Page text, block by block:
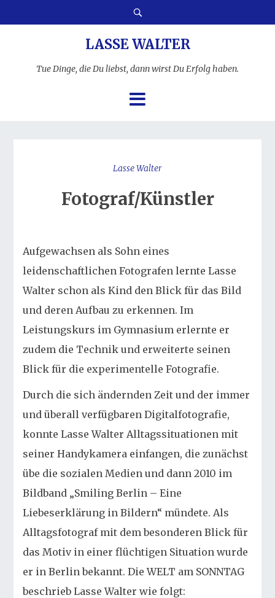
LASSE WALTER
Tue Dinge, die Du liebst, dann wirst Du Erfolg haben.
Lasse Walter
Fotograf/Künstler
Aufgewachsen als Sohn eines
leidenschaftlichen Fotografen lernte Lasse
Walter schon als Kind den Blick für das Bild
und deren Aufbau zu erkennen. Im
Leistungskurs im Gymnasium erlernte er
zudem die Technik und erweiterte seinen
Blick für die experimentelle Fotografie.
Durch die sich ändernden Zeit und der immer
und überall verfügbaren Digitalfotografie,
konnte Lasse Walter Alltagssituationen mit
seiner Handykamera einfangen, die zunächst
übe die sozialen Medien und dann 2010 im
Bildband „Smiling Berlin – Eine
Liebeserklärung in Bildern“ mündete. Als
Alltagsfotograf mit dem besonderen Blick für
das Motiv in einer flüchtigen Situation wurde
er in Berlin bekannt. Die WELT am SONNTAG
beschrieb Lasse Walter wie folgt: